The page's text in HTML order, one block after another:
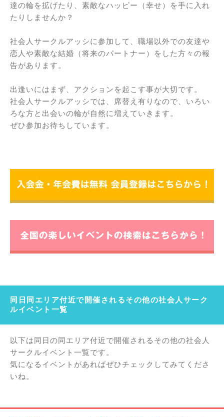
達の輪を拡げたり、素敵なハッピー（幸せ）を手に入れ
たりしませんか？
社会人サークルアッシに参加して、職場以外での友達や
恋人や素敵な結婚（将来のパートナー）をした方々の報
告があります。
出逢いにはまず、アクションを起こす事が大切です。
社会人サークルアッシでは、席替え有りなので、いろい
ろな方と出会いの輪が自然に増えていきます。
ぜひ参加お待ちしています。
同日同エリア付近で開催されるその他の社会人サーク
ルイベント一覧
以下は同日の同エリア付近で開催されるその他の社会人
サークルイベント一覧です。
気になるイベントがあればぜひチェックしてみてくださ
いね。